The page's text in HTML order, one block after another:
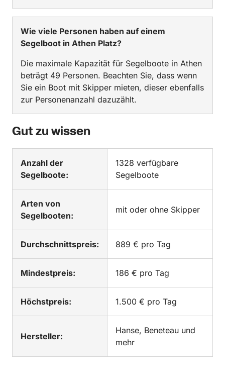
Wie viele Personen haben auf einem
Segelboot in Athen Platz?
Die maximale Kapazität für Segelboote in Athen
beträgt 49 Personen. Beachten Sie, dass wenn
Sie ein Boot mit Skipper mieten, dieser ebenfalls
zur Personenanzahl dazuzählt.
Gut zu wissen
Anzahl der
Segelboote:
1328 verfügbare
Segelboote
Arten von
Segelbooten:
mit oder ohne Skipper
Durchschnittspreis: 889 € pro Tag
Mindestpreis: 186 € pro Tag
Höchstpreis: 1.500 € pro Tag
Hersteller:
Hanse, Beneteau und
mehr